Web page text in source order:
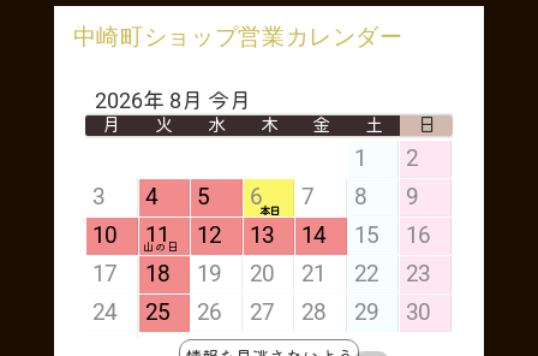
中崎町ショップ営業カレンダー